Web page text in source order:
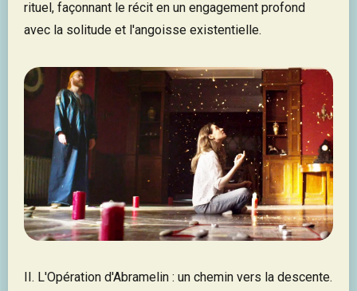
rituel, façonnant le récit en un engagement profond
avec la solitude et l'angoisse existentielle.
II. L'Opération d'Abramelin : un chemin vers la descente.